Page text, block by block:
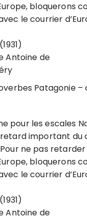
bloquerons
le courrier
Antoine de
Patagonie –
pour les escales
important du
ne pas
bloquerons
le courrier
Antoine de